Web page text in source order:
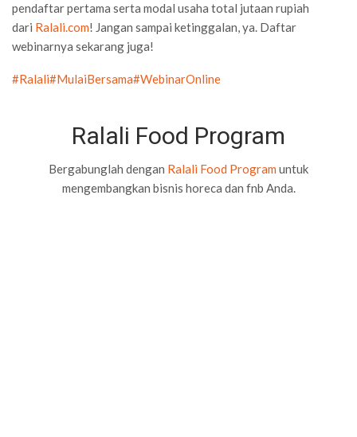
pendaftar pertama serta modal usaha total jutaan rupiah
dari Ralali.com! Jangan sampai ketinggalan, ya. Daftar
webinarnya sekarang juga!
#Ralali#MulaiBersama#WebinarOnline
Ralali Food Program
Bergabunglah dengan Ralali Food Program untuk
mengembangkan bisnis horeca dan fnb Anda.